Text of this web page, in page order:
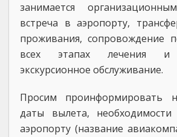
занимается
встреча в аэропорту,
проживания, сопровождение
всех этапах лечения и
экскурсионное обслуживание.
Просим проинформировать
даты вылета,
аэропорту (название